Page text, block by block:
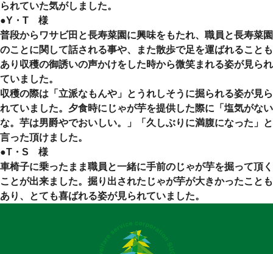
られていた気がしました。
●Y・T 様
普段からワサビ田と長寿菜園に興味をもたれ、職員と長寿菜園
のことに関して話される事や、また散歩で足を運ばれることも
あり収穫の御誘いの声かけをした時から微笑まれる姿が見られ
ていました。
収穫の際は「立派なもんや」とうれしそうに掘られる姿が見ら
れていました。夕食時にじゃが芋を提供した際に「塩気がない
な。芋は男爵やでおいしい。」「久しぶりに満腹になった」と
言った頂けました。
●T・S 様
車椅子に乗ったまま職員と一緒に手前のじゃが芋を掘って頂く
ことが出来ました。掘り出されたじゃが芋が大きかったことも
あり、とても喜ばれる姿が見られていました。